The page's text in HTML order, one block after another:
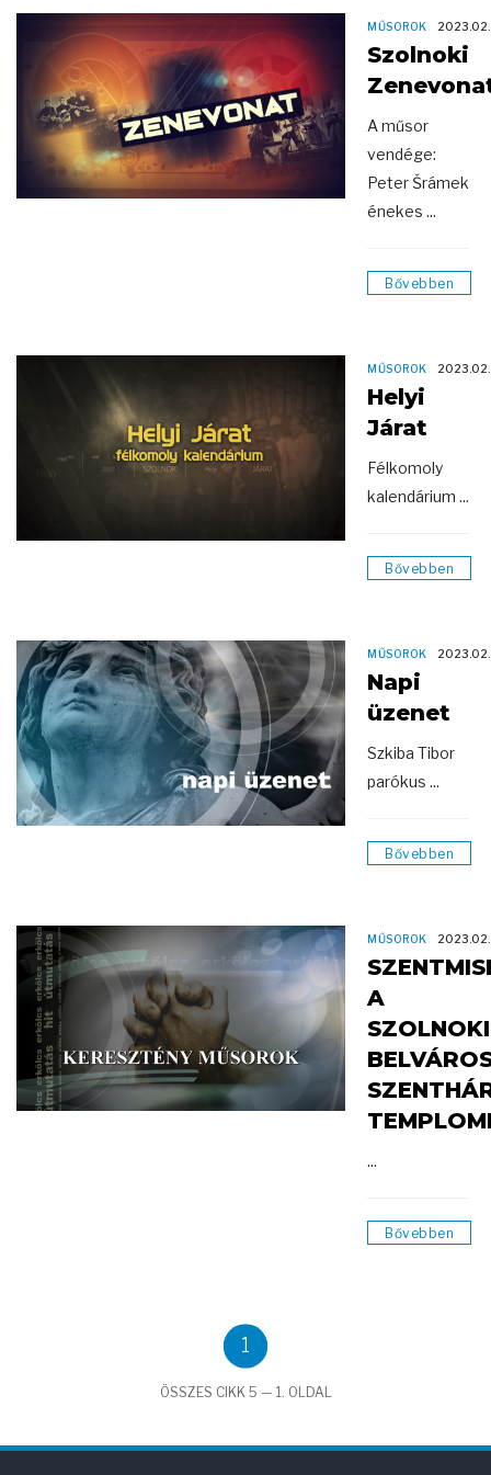
MŰSOROK
Szolnoki
A műsor
vendége:
Peter Šrámek
énekes ...
Bővebben
MŰSOROK
Helyi
Járat
Félkomoly
kalendárium ...
Bővebben
MŰSOROK
Napi
üzenet
Szkiba Tibor
parókus ...
Bővebben
MŰSOROK
A
SZOLNOKI
...
Bővebben
1
ÖSSZES CIKK 5 — 1. OLDAL